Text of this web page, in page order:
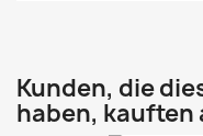
Kunden, die
haben, kauften